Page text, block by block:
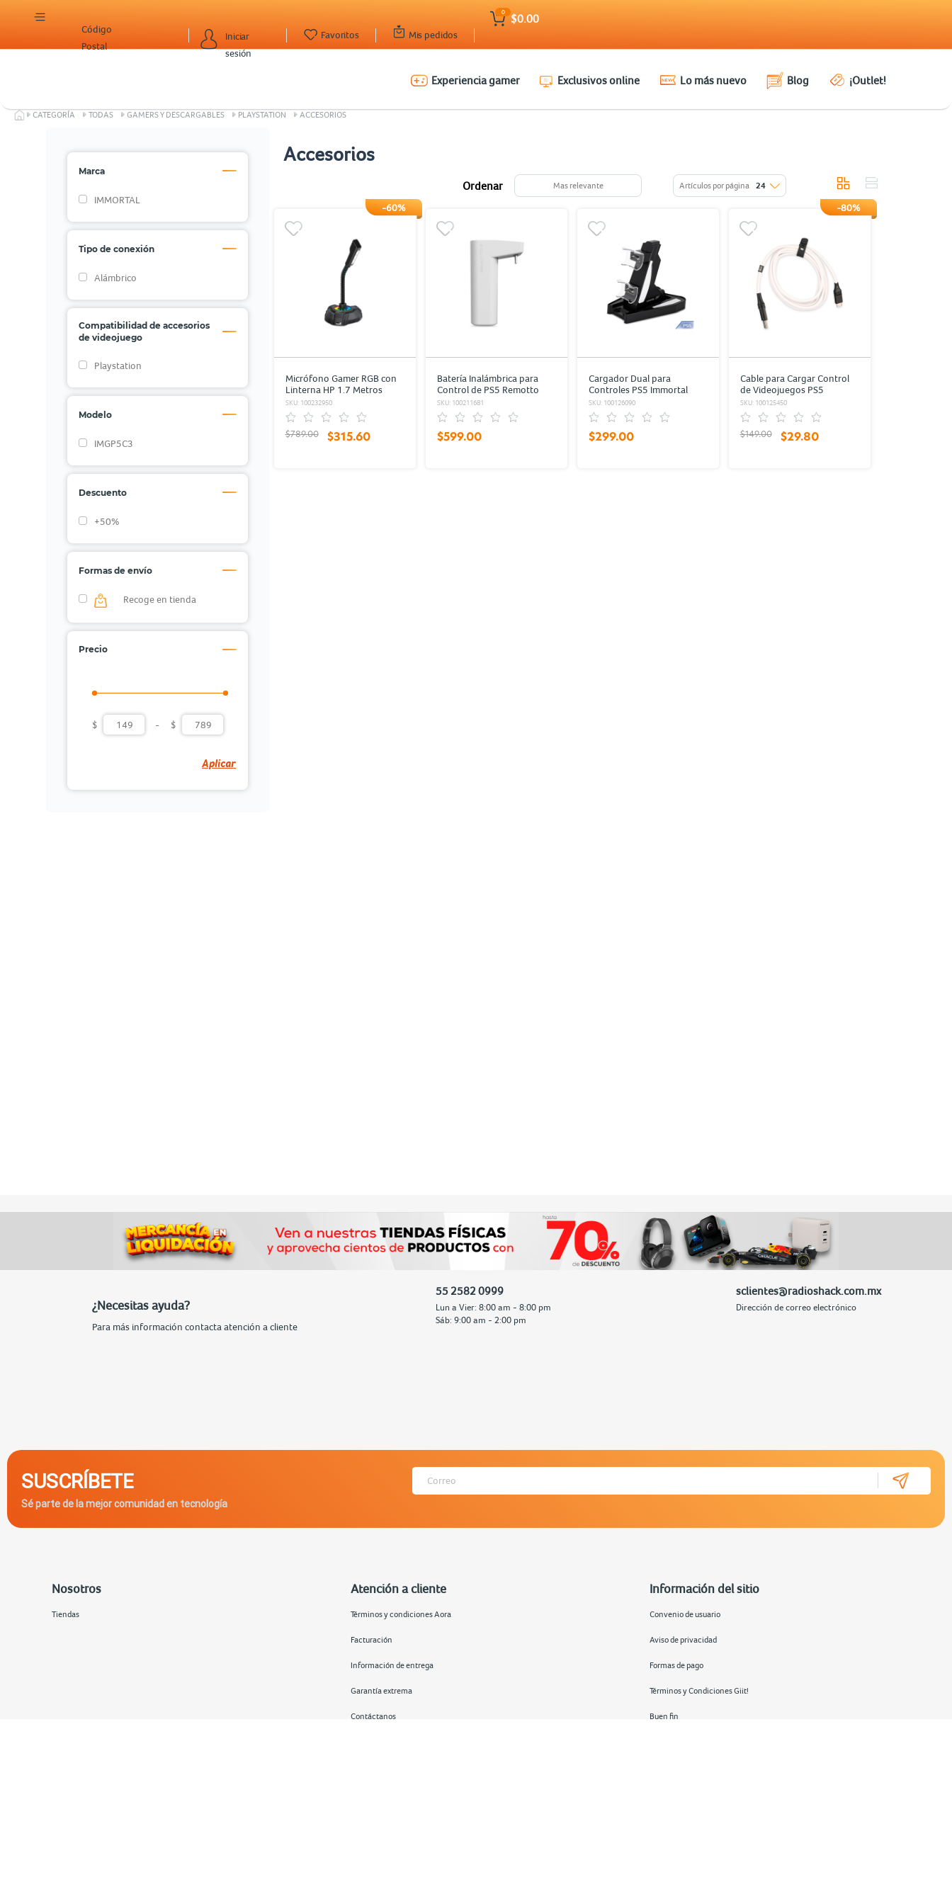
Iniciar
sesión
Código
Postal
Mis pedidos
Favoritos
0
$0.00
Experiencia gamer Exclusivos online Lo más nuevo Blog ¡Outlet!
CATEGORÍA TODAS GAMERS Y DESCARGABLES PLAYSTATION ACCESORIOS
Marca
IMMORTAL
Tipo de conexión
Alámbrico
Compatibilidad de accesorios
de videojuego
Playstation
Modelo
IMGP5C3
Descuento
+50%
Formas de envío
Recoge en tienda
Precio
$ - $
Aplicar
Accesorios
Ordenar Mas relevante Artículos por página 24
-60%
Micrófono Gamer RGB con
Linterna HP 1.7 Metros
SKU: 100232950
$789.00 $315.60
Batería Inalámbrica para
Control de PS5 Remotto
Recargable
SKU: 100211681
$599.00
Cargador Dual para
Controles PS5 Immortal
SKU: 100126090
$299.00
-80%
Cable para Cargar Control
de Videojuegos PS5
Radioshack USB C 2.75 m
SKU: 100125450
$149.00 $29.80
¿Necesitas ayuda?
Para más información contacta atención a cliente
55 2582 0999
Lun a Vier: 8:00 am - 8:00 pm
Sáb: 9:00 am - 2:00 pm
sclientes@radioshack.com.mx
Dirección de correo electrónico
SUSCRÍBETE
Sé parte de la mejor comunidad en tecnología
Nosotros
Tiendas
Atención a cliente
Términos y condiciones Aora
Facturación
Información de entrega
Garantía extrema
Contáctanos
Información del sitio
Convenio de usuario
Aviso de privacidad
Formas de pago
Términos y Condiciones Giit!
Buen fin